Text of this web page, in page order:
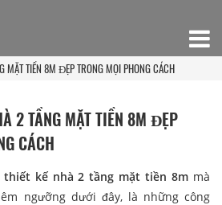
MẶT TIỀN 8M ĐẸP TRONG MỌI PHONG CÁCH
2 TẦNG MẶT TIỀN 8M ĐẸP
CÁCH
thiết kế nhà 2 tầng mặt tiền 8m mà
ngưỡng dưới đây, là những công